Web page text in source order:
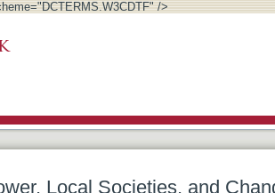
/>
Local Societies, and